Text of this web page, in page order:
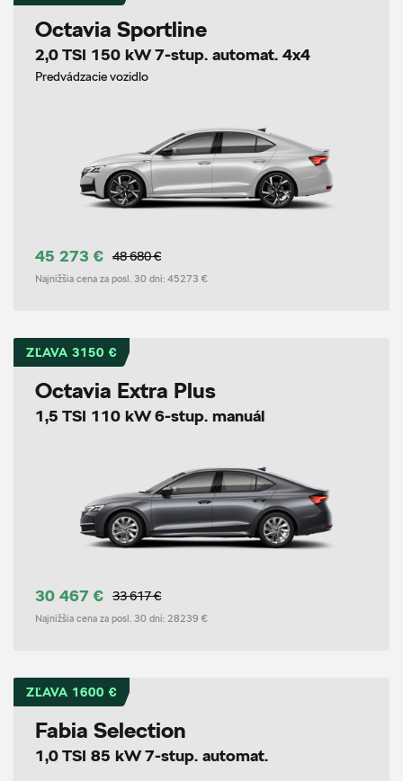
Octavia Sportline
2,0 TSI 150 kW 7-stup. automat. 4x4
Predvádzacie vozidlo
45 273 € 48 680 €
Najnižšia cena za posl. 30 dní: 45273 €
ZĽAVA 3150 €
Octavia Extra Plus
1,5 TSI 110 kW 6-stup. manuál
30 467 € 33 617 €
Najnižšia cena za posl. 30 dní: 28239 €
ZĽAVA 1600 €
Fabia Selection
1,0 TSI 85 kW 7-stup. automat.